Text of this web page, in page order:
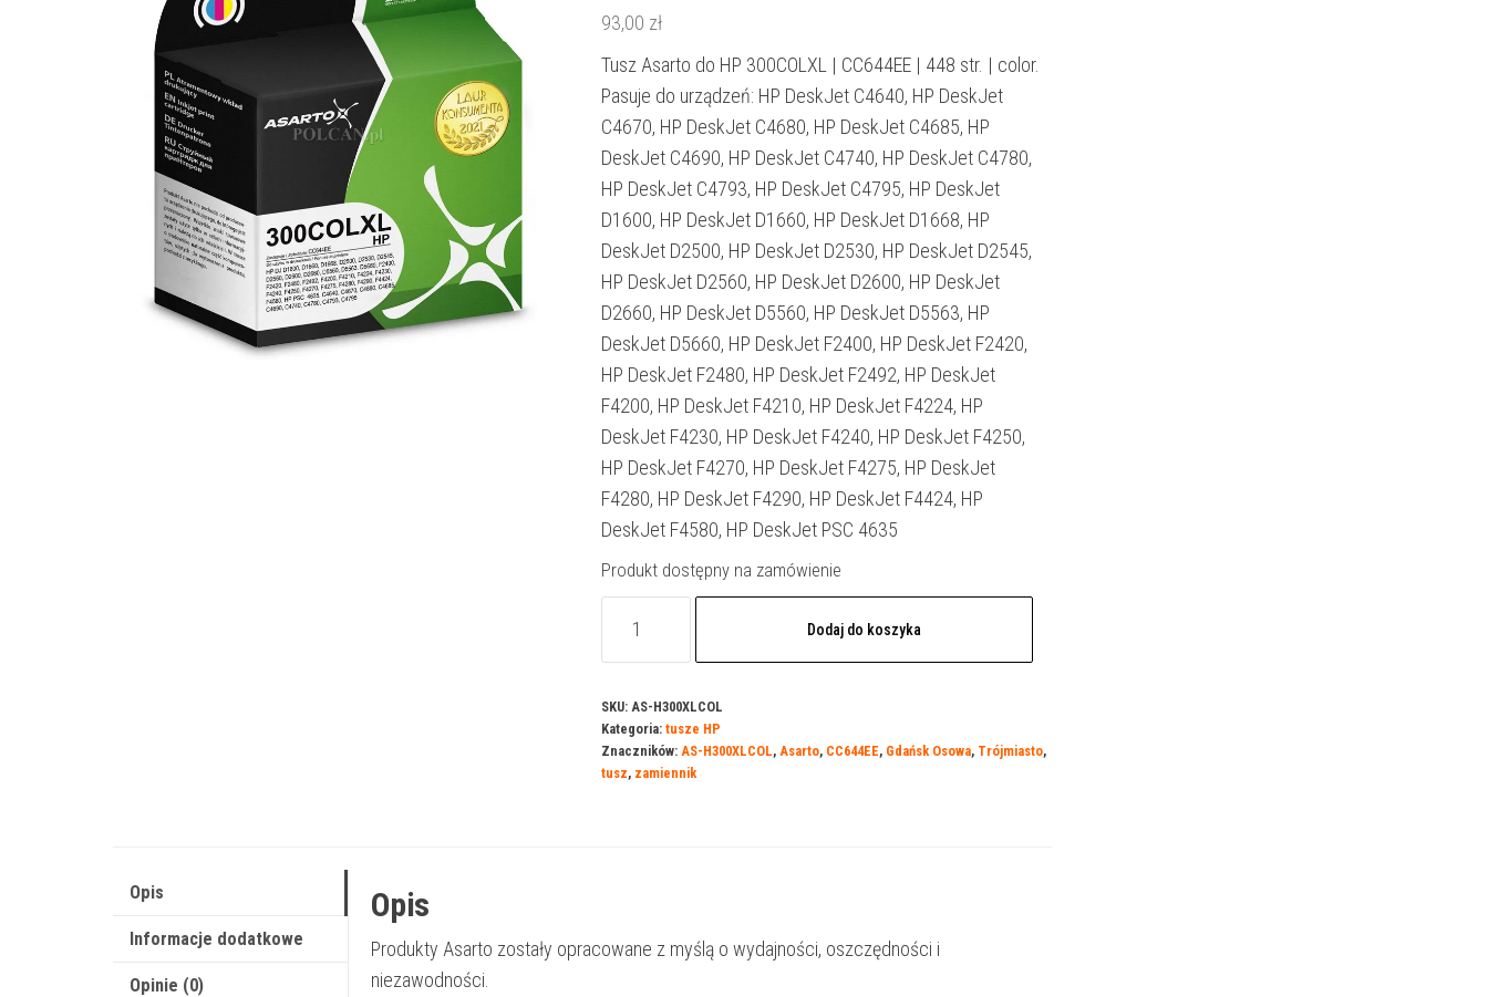
93,00 zł
Tusz Asarto do HP 300COLXL | CC644EE | 448 str. | color.
Pasuje do urządzeń: HP DeskJet C4640, HP DeskJet
C4670, HP DeskJet C4680, HP DeskJet C4685, HP
DeskJet C4690, HP DeskJet C4740, HP DeskJet C4780,
HP DeskJet C4793, HP DeskJet C4795, HP DeskJet
D1600, HP DeskJet D1660, HP DeskJet D1668, HP
DeskJet D2500, HP DeskJet D2530, HP DeskJet D2545,
HP DeskJet D2560, HP DeskJet D2600, HP DeskJet
D2660, HP DeskJet D5560, HP DeskJet D5563, HP
DeskJet D5660, HP DeskJet F2400, HP DeskJet F2420,
HP DeskJet F2480, HP DeskJet F2492, HP DeskJet
F4200, HP DeskJet F4210, HP DeskJet F4224, HP
DeskJet F4230, HP DeskJet F4240, HP DeskJet F4250,
HP DeskJet F4270, HP DeskJet F4275, HP DeskJet
F4280, HP DeskJet F4290, HP DeskJet F4424, HP
DeskJet F4580, HP DeskJet PSC 4635
Produkt dostępny na zamówienie
Tusz
do
HP
300COLXL
|
Dodaj do koszyka
SKU: AS-H300XLCOL
Kategoria: tusze HP
Znaczników: AS-H300XLCOL, Asarto, CC644EE, Gdańsk Osowa, Trójmiasto,
tusz, zamiennik
Opis
Informacje dodatkowe
Opinie (0)
Opis
Produkty Asarto zostały opracowane z myślą o wydajności, oszczędności i
niezawodności.